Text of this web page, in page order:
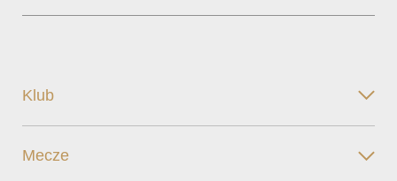
Klub
Mecze